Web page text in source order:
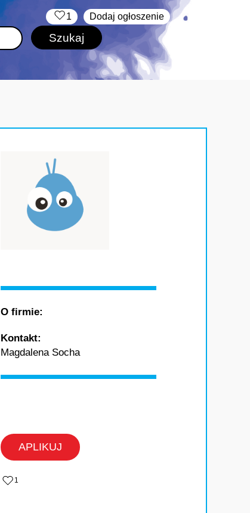
Dodaj ogłoszenie
1
O firmie:
Kontakt:
Magdalena Socha
APLIKUJ
‏‏‎ ‎ 1